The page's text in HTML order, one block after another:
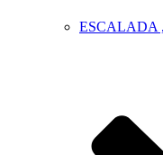
ESCALADA